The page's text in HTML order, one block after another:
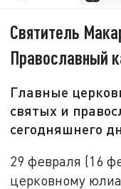
Святитель
Православный
Главные
святых и
сегодняшнего
29 февраля (16
церковному